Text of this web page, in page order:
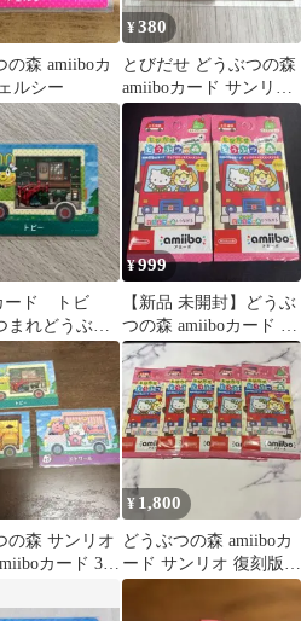
の森 amiiboカ
ルシー
¥380
とびだせ どうぶつの森
amiiboカード サンリオ
マーティー
ード トビ
れどうぶつ
リオ
¥999
【新品 未開封】どうぶ
つの森 amiiboカード サ
ンリオ 復刻版 2パック
の森 サンリオ
カード 3枚
¥ 1,800
どうぶつの森 amiiboカ
ード サンリオ 復刻版 5
パックセット